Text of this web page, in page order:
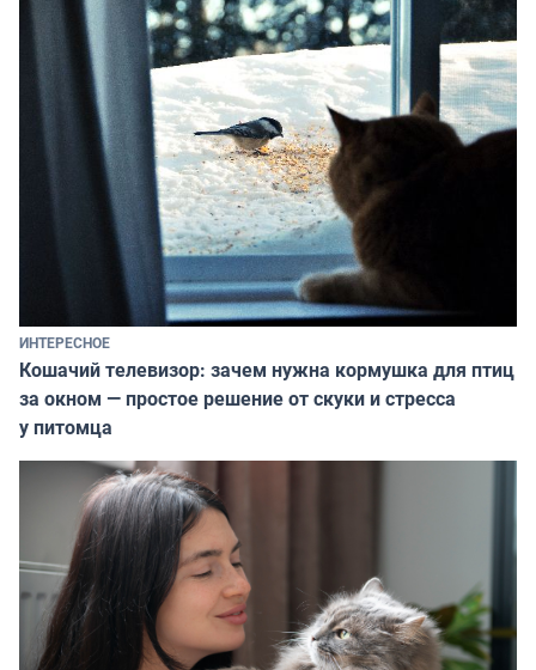
ИНТЕРЕСНОЕ
Кошачий телевизор: зачем нужна кормушка для птиц
за окном — простое решение от скуки и стресса
у питомца